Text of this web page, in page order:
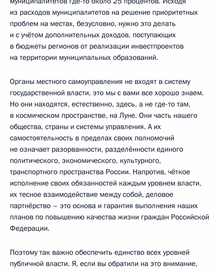
из расходов муниципалитетов на решение приоритетных
проблем на местах, безусловно, нужно это делать
и с учётом дополнительных доходов, поступающих
в бюджеты регионов от реализации инвестпроектов
на территории муниципальных образований.
Органы местного самоуправления не входят в систему
государственной власти, это мы с вами все хорошо знаем.
Но они находятся, естественно, здесь, а не где-то там,
в космическом пространстве, на Луне. Они часть нашего
общества, страны и системы управления. А их
самостоятельность в пределах своих полномочий
не означает разорванности, разделённости единого
политического, экономического, культурного,
транспортного пространства России. Напротив, чёткое
исполнение своих обязанностей каждым уровнем власти,
их тесное взаимодействие между собой, деловое
партнёрство – это основа и гарантия выполнения наших
планов по повышению качества жизни граждан Российской
Федерации.
Поэтому так важно обеспечить единство всех уровней
публичной власти. Я, если вы обратили на это внимание,